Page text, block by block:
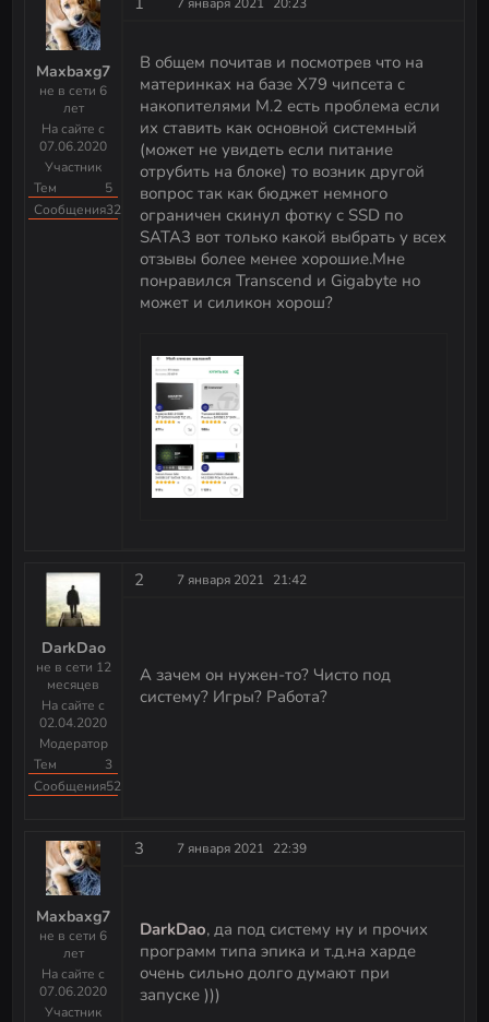
Как удалить данные без восстановления (HDD и
SSD)
Как убрать инпут-лаг: VSync или FPS-лимитер?
Maxbaxg7
не в сети 6
лет
На сайте с
07.06.2020
Участник
Тем
5
Сообщения32
В общем почитав и посмотрев что на
материнках на базе X79 чипсета с
накопителями M.2 есть проблема если
их ставить как основной системный
(может не увидеть если питание
отрубить на блоке) то возник другой
вопрос так как бюджет немного
ограничен скинул фотку с SSD по
SATA3 вот только какой выбрать у всех
отзывы более менее хорошие.Мне
понравился Transcend и Gigabyte но
может и силикон хорош?
DarkDao
не в сети 12
месяцев
На сайте с
02.04.2020
Модератор
Тем
3
Сообщения523
2 7 января 2021 21:42
А зачем он нужен-то? Чисто под
систему? Игры? Работа?
Maxbaxg7
не в сети 6
лет
На сайте с
07.06.2020
Участник
3 7 января 2021 22:39
DarkDao, да под систему ну и прочих
программ типа эпика и т.д.на харде
очень сильно долго думают при
запуске )))